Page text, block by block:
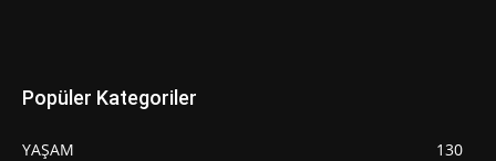
Popüler Kategoriler
YAŞAM
130